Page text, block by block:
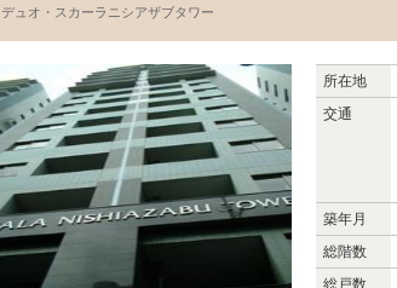
デュオ・スカーラニシアザブタワー
所在地
交通
築年月
総階数
総戸数